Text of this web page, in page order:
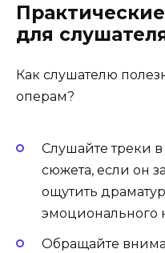
для
Как слушателю
операм?
Слушайте треки
сюжета, если он
ощутить
эмоционального
Обращайте